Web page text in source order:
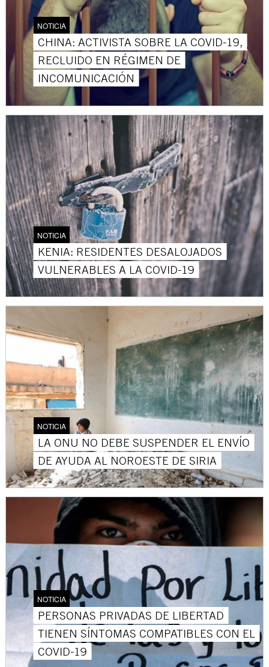
NOTICIA
CHINA: ACTIVISTA SOBRE LA COVID-19,
RECLUIDO EN RÉGIMEN DE
INCOMUNICACIÓN
NOTICIA
KENIA: RESIDENTES DESALOJADOS
VULNERABLES A LA COVID-19
NOTICIA
LA ONU NO DEBE SUSPENDER EL ENVÍO
DE AYUDA AL NOROESTE DE SIRIA
NOTICIA
PERSONAS PRIVADAS DE LIBERTAD
TIENEN SÍNTOMAS COMPATIBLES CON EL
COVID-19